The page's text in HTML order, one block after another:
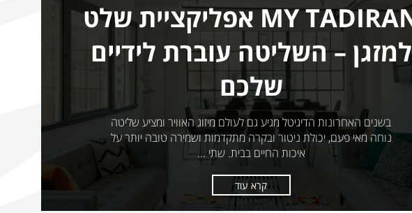
MY TADIRAN אפליקציית שלט
למזגן – השליטה עוברת לידיים
שלכם
בשנים האחרונות הדיגיטל מגיע גם לעולם מיזוג האוויר ומציע שליטה
נוחה מאי פעם, יכולת ניטור ובקרה מתקדמות ושמירה טובה יותר על
איכות החיים בבית. שתי ...
קרא עוד